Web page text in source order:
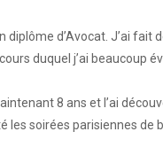
d’Avocat. J’ai fait
duquel j’ai beaucoup
8 ans et l’ai
les soirées parisiennes de